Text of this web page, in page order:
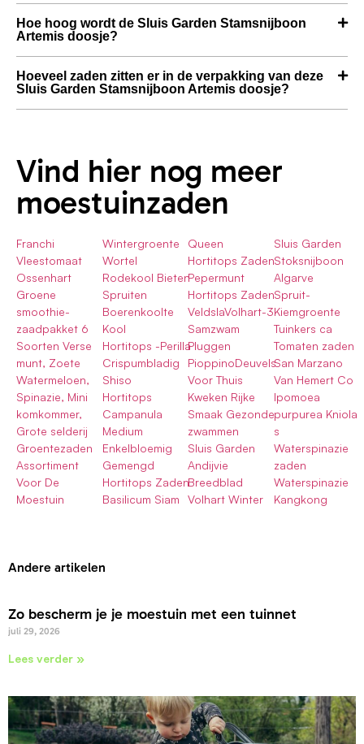
Hoe hoog wordt de Sluis Garden Stamsnijboon
Artemis doosje?
Hoeveel zaden zitten er in de verpakking van deze
Sluis Garden Stamsnijboon Artemis doosje?
Vind hier nog meer
moestuinzaden
Franchi
Vleestomaat
Ossenhart
Groene
smoothie-
zaadpakket 6
Soorten Verse
munt, Zoete
Watermeloen,
Spinazie, Mini
komkommer,
Grote selderij
Groentezaden
Assortiment
Voor De
Moestuin
Wintergroente
Wortel
Rodekool Bieten
Spruiten
Boerenkoolte
Kool
Hortitops -Perilla
Crispumbladig
Shiso
Hortitops
Campanula
Medium
Enkelbloemig
Gemengd
Hortitops Zaden
Basilicum Siam
Queen
Hortitops Zaden
Pepermunt
Hortitops Zaden
VeldslaVolhart-3
Samzwam
Pluggen
PioppinoDeuvels
Voor Thuis
Kweken Rijke
Smaak Gezonde
zwammen
Sluis Garden
Andijvie
Breedblad
Volhart Winter
Sluis Garden
Stoksnijboon
Algarve
Spruit-
Kiemgroente
Tuinkers ca
Tomaten zaden
San Marzano
Van Hemert Co
Ipomoea
purpurea Kniola
s
Waterspinazie
zaden
Waterspinazie
Kangkong
Andere artikelen
Zo bescherm je je moestuin met een tuinnet
juli 29, 2026
Lees verder »